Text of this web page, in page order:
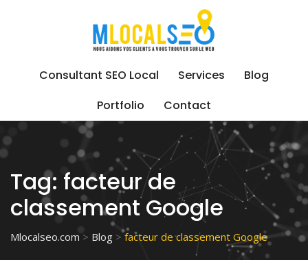
Consultant SEO Local Services
Blog
Portfolio
Contact
Tag: facteur de
classement Google
Mlocalseo.com > Blog >facteur de classement Google